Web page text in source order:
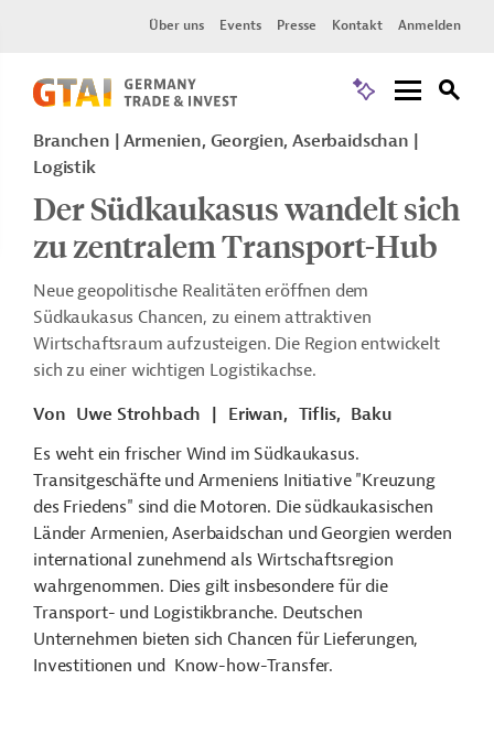
Über uns Events Presse Kontakt Anmelden
Branchen | Armenien, Georgien, Aserbaidschan |
Logistik
Der Südkaukasus wandelt sich
zu zentralem Transport-Hub
Neue geopolitische Realitäten eröffnen dem
Südkaukasus Chancen, zu einem attraktiven
Wirtschaftsraum aufzusteigen. Die Region entwickelt
sich zu einer wichtigen Logistikachse.
Von Uwe Strohbach Eriwan, Tiflis, Baku
Es weht ein frischer Wind im Südkaukasus.
Transitgeschäfte und Armeniens Initiative "Kreuzung
des Friedens" sind die Motoren. Die südkaukasischen
Länder Armenien, Aserbaidschan und Georgien werden
international zunehmend als Wirtschaftsregion
wahrgenommen. Dies gilt insbesondere für die
Transport- und Logistikbranche. Deutschen
Unternehmen bieten sich Chancen für Lieferungen,
Investitionen und Know-how-Transfer.